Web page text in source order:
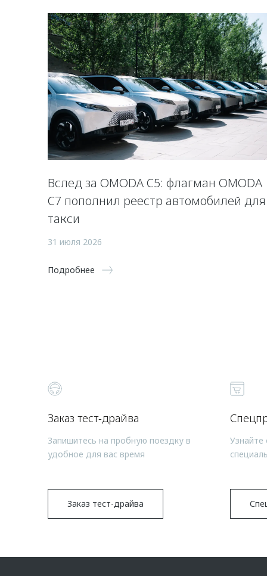
Вслед за OMODA C5: флагман OMODA
C7 пополнил реестр автомобилей для
такси
31 июля 2026
Подробнее
Заказ тест-драйва
Запишитесь на пробную поездку в
удобное для вас время
Заказ тест-драйва
Узнайте